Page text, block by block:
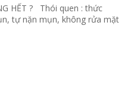
HẾT ? Thói quen : thức
tự nặn mụn, không rửa mặt